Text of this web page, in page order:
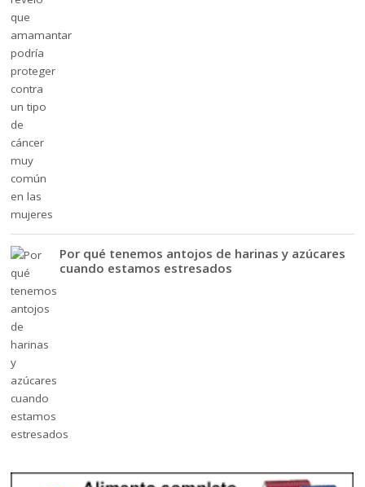
Por qué tenemos antojos de harinas y azúcares
cuando estamos estresados